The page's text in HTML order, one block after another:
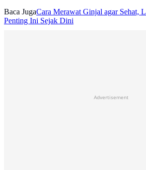
Baca JugaCara Merawat Ginjal agar Sehat,
Penting Ini Sejak Dini
Advertisement